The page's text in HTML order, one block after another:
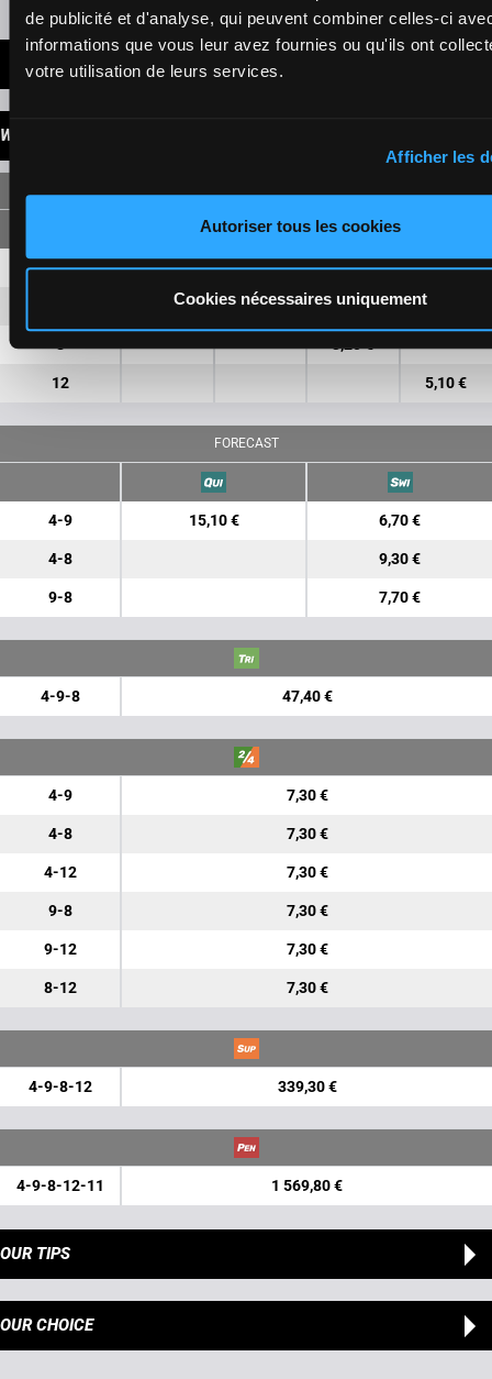
de publicité et d'analyse, qui peuvent combiner celles-ci
informations que vous leur avez fournies ou qu'ils ont
votre utilisation de leurs services.
Afficher les
Autoriser tous les cookies
Cookies nécessaires uniquement
LATEST NEWS
WINNINGS
4 5,30 € 1,90 €
5,10 € 1,60 €
12 5,10 €
FORECAST
4-9 15,10 € 6,70 €
4-8 9,30 €
9-8 7,70 €
4-9-8 47,40 €
4-9 7,30 €
4-8 7,30 €
4-12 7,30 €
9-8 7,30 €
9-12 7,30 €
8-12 7,30 €
4-9-8-12 339,30 €
4-9-8-12-11 1 569,80 €
OUR TIPS
OUR CHOICE